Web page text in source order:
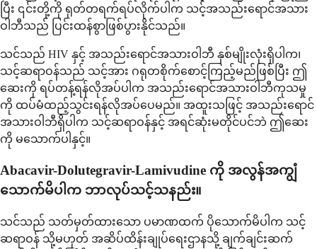
ပြီး ၎င်းတို့ကို ရုတ်တရက်ရပ်လိုက်ပါက သင့်အသည်းရောင်အသား
ဝါဘီသည် ပြင်းထန်စွာဖြစ်ပွားနိုင်သည်။
သင်သည် HIV နှင့် အသည်းရောင်အသားဝါဘီ နှစ်မျိုးလုံးရှိပါက၊
သင့်ဆရာဝန်သည် သင့်အား ဂရုတစိုက်စောင့်ကြည့်မည်ဖြစ်ပြီး ဤ
ဆေးကို ရပ်တန့်ရန်လိုအပ်ပါက အသည်းရောင်အသားဝါဘီကုသမှု
ကို ထပ်မံထည့်သွင်းရန်လိုအပ်ပေမည်။ အထူးသဖြင့် အသည်းရောင်
အသားဝါဘီရှိပါက သင့်ဆရာဝန်နှင့် အရင်ဆုံးမတိုင်ပင်ဘဲ ဤဆေး
ကို မသောက်ပါနှင့်။
Abacavir-Dolutegravir-Lamivudine ကို အလွန်အကျွံ
သောက်မိပါက ဘာလုပ်သင့်သနည်း။
သင်သည် သတ်မှတ်ထားသော ပမာဏထက် ပိုသောက်မိပါက သင့်
ဆရာဝန် သို့မဟုတ် အဆိပ်ထိန်းချုပ်ရေးဌာနသို့ ချက်ချင်းဆက်